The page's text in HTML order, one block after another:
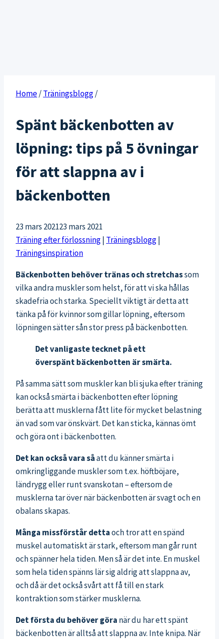
Home/Träningsblogg/
Spänt bäckenbotten av
löpning: tips på 5 övningar
för att slappna av i
bäckenbotten
23 mars 202123 mars 2021
Träning efter förlossning| Träningsblogg|
Träningsinspiration
Bäckenbotten behöver tränas och stretchassom
vilka andra muskler som helst, för att vi ska hållas
skadefria och starka. Speciellt viktigt är detta att
tänka på för kvinnor som gillar löpning, eftersom
löpningen sätter sån stor press på bäckenbotten.
Det vanligaste tecknet på ett
överspänt bäckenbotten är smärta.
På samma sätt som muskler kan bli sjuka efter träning
kan också smärta i bäckenbotten efter löpning
berätta att musklerna fått lite för mycket belastning
än vad som var önskvärt. Det kan sticka, kännas ömt
och göra ont i bäckenbotten.
Det kan också vara såatt du känner smärta i
omkringliggande muskler som t.ex. höftböjare,
ländrygg eller runt svanskotan – eftersom de
musklerna tar över när bäckenbotten är svagt och en
obalans skapas.
Många missförstår dettaoch tror att en spänd
muskel automatiskt är stark, eftersom man går runt
och spänner hela tiden. Men så är det inte. En muskel
som hela tiden spänns lär sig aldrig att slappna av,
och då är det också svårt att få till en stark
kontraktion som stärker musklerna.
Det första du behöver göra när du har ett spänt
bäckenbotten är alltså att slappna av. Inte knipa. När